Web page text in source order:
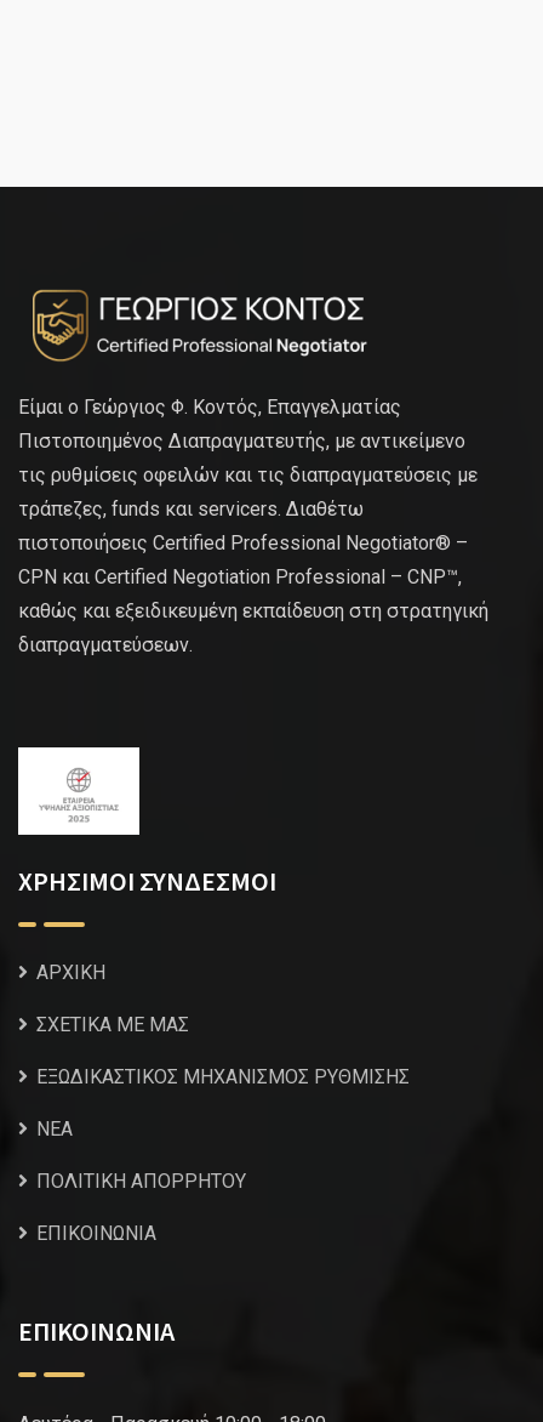
Είμαι ο Γεώργιος Φ. Κοντός, Επαγγελματίας
Πιστοποιημένος Διαπραγματευτής, με αντικείμενο
τις ρυθμίσεις οφειλών και τις διαπραγματεύσεις με
τράπεζες, funds και servicers. Διαθέτω
πιστοποιήσεις Certified Professional Negotiator® –
CPN και Certified Negotiation Professional – CNP™,
καθώς και εξειδικευμένη εκπαίδευση στη στρατηγική
διαπραγματεύσεων.
ΧΡΗΣΙΜΟΙ ΣΥΝΔΕΣΜΟΙ
ΑΡΧΙΚΗ
ΣΧΕΤΙΚΑ ΜΕ ΜΑΣ
ΕΞΩΔΙΚΑΣΤΙΚΟΣ ΜΗΧΑΝΙΣΜΟΣ ΡΥΘΜΙΣΗΣ
NEA
ΠΟΛΙΤΙΚΗ ΑΠΟΡΡΗΤΟΥ
ΕΠΙΚΟΙΝΩΝΙΑ
ΕΠΙΚΟΙΝΩΝΙΑ